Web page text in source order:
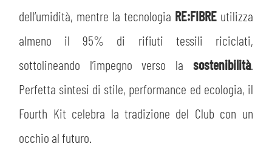
dell’umidità, mentre la tecnologia RE:FIBRE utilizza
almeno il 95% di rifiuti tessili riciclati,
sottolineando l’impegno verso la sostenibilità.
Perfetta sintesi di stile, performance ed ecologia, il
Fourth Kit celebra la tradizione del Club con un
occhio al futuro.